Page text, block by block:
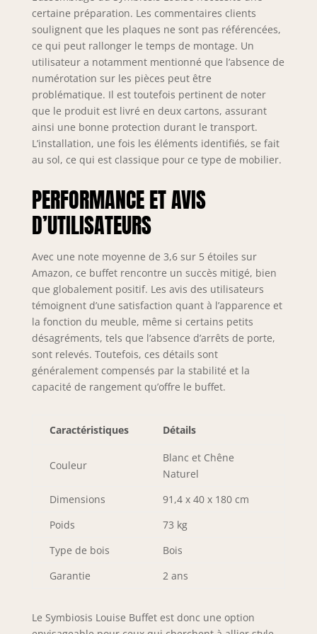
certaine préparation. Les commentaires clients
soulignent que les plaques ne sont pas référencées,
ce qui peut rallonger le temps de montage. Un
utilisateur a notamment mentionné que l’absence de
numérotation sur les pièces peut être
problématique. Il est toutefois pertinent de noter
que le produit est livré en deux cartons, assurant
ainsi une bonne protection durant le transport.
L’installation, une fois les éléments identifiés, se fait
au sol, ce qui est classique pour ce type de mobilier.
PERFORMANCE ET AVIS
D’UTILISATEURS
Avec une note moyenne de 3,6 sur 5 étoiles sur
Amazon, ce buffet rencontre un succès mitigé, bien
que globalement positif. Les avis des utilisateurs
témoignent d’une satisfaction quant à l’apparence et
la fonction du meuble, même si certains petits
désagréments, tels que l’absence d’arrêts de porte,
sont relevés. Toutefois, ces détails sont
généralement compensés par la stabilité et la
capacité de rangement qu’offre le buffet.
Caractéristiques Détails
Couleur
Blanc et Chêne
Naturel
Dimensions
91,4 x 40 x 180 cm
Poids
73 kg
Type de bois
Bois
Garantie
2 ans
Le Symbiosis Louise Buffet est donc une option